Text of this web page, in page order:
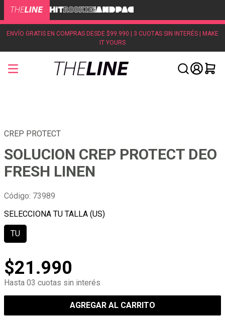
ENVÍO GRATIS EN COMPRAS DESDE $99.990 | 3 CUOTAS SIN INTERÉS | MAKE
IT YOURS
CREP PROTECT
SOLUCION CREP PROTECT DEO
FRESH LINEN
Código: 73989
TU
$21 .990
Hasta 03 cuotas sin interés
AGREGAR AL CARRITO